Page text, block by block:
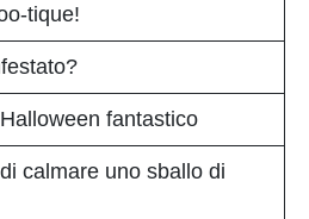
tique!
fantastico
calmare uno sballo di